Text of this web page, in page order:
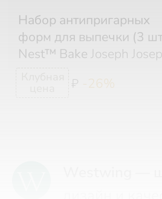
₽ -26%
Набор антипригарных
форм для выпечки (3
Nest™ Bake Joseph